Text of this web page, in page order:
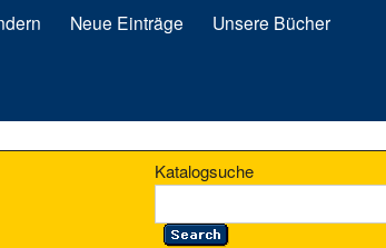
Neue Einträge Unsere Bücher
Katalogsuche